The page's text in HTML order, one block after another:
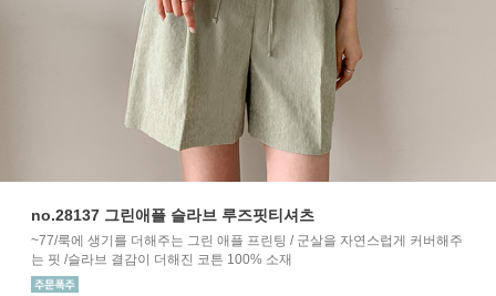
no.28137 그린애플 슬라브 루즈핏티셔츠
~77/룩에 생기를 더해주는 그린 애플 프린팅 / 군살을 자연스럽게 커버해주
는 핏 /슬라브 결감이 더해진 코튼 100% 소재